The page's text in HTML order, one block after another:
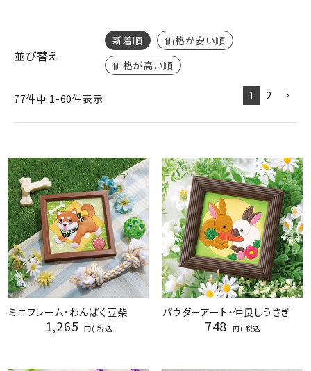
コーポレートサイト
実店舗案内
デイサービス／
最新のチラシはこちら
お問い合わせ
ACCOUNT MENU
ようこそ ゲスト 様
meeting_room ログイン person 会員登録
並び替え
新着順
価格が安い順
価格が高い順
77件中 1 -60件表示 1 2
ミニフレーム・わんぱく豆柴
1,265 税込
パウダーアート・仲良しうさぎ
748 税込